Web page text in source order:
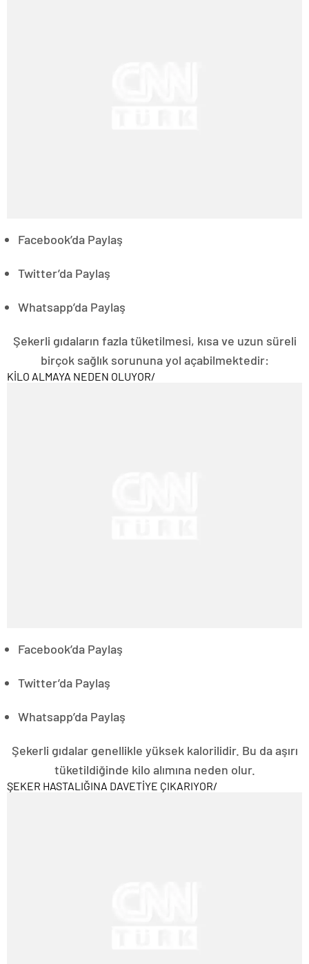
Facebook’da Paylaş
Twitter’da Paylaş
Whatsapp’da Paylaş
Şekerli gıdaların fazla tüketilmesi, kısa ve uzun süreli
birçok sağlık sorununa yol açabilmektedir:
KİLO ALMAYA NEDEN OLUYOR/
Facebook’da Paylaş
Twitter’da Paylaş
Whatsapp’da Paylaş
Şekerli gıdalar genellikle yüksek kalorilidir. Bu da aşırı
tüketildiğinde kilo alımına neden olur.
ŞEKER HASTALIĞINA DAVETİYE ÇIKARIYOR/